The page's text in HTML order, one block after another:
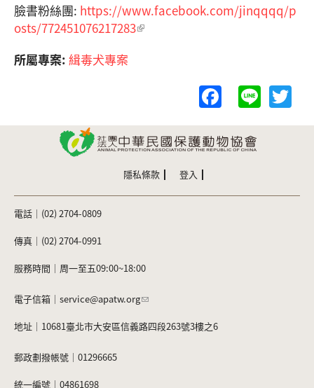
臉書粉絲團: https://www.facebook.com/jinqqqq/p
osts/772451076217283
所屬專案: 緝毒犬專案
F
a
c
e
o
Li
n
隱私條款 登入
電話｜(02) 2704-0809
傳真｜(02) 2704-0991
服務時間｜周一至五09:00~18:00
電子信箱｜ service@apatw.org
地址｜10681臺北市大安區信義路四段263號3樓之6
郵政劃撥帳號｜01296665
統一編號｜04861698